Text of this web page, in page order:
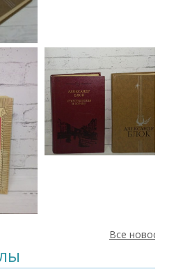
Все новости